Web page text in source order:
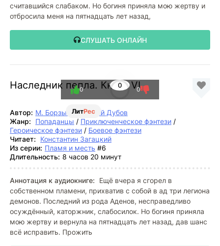
считавшийся слабаком. Но богиня приняла мою жертву и
отбросила меня на пятнадцать лет назад,
СЛУШАТЬ ОНЛАЙН
Наследник пепла. Книга VI
ЛитРес
0
0 0
Автор: М. Борзых ,Дмитрий Дубов
Жанр:
Попаданцы / Приключенческое фэнтези /
Героическое фэнтези / Боевое фэнтези
Читает:
Константин Загацкий
Из серии: Пламя и месть #6
Длительность: 8 часов 20 минут
Аннотация к аудиокниге:
Ещё вчера я сгорел в
собственном пламени, прихватив с собой в ад три легиона
демонов. Последний из рода Аденов, несправедливо
осуждённый, каторжник, слабосилок. Но богиня приняла
мою жертву и вернула на пятнадцать лет назад, дав шанс
всё исправить. Прожить